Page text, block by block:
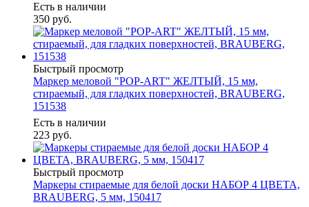
Есть в наличии
350 руб.
Быстрый просмотр
Маркер меловой "POP-ART" ЖЕЛТЫЙ, 15 мм,
стираемый, для гладких поверхностей, BRAUBERG,
151538
Есть в наличии
223 руб.
Быстрый просмотр
Маркеры стираемые для белой доски НАБОР 4 ЦВЕТА,
BRAUBERG, 5 мм, 150417